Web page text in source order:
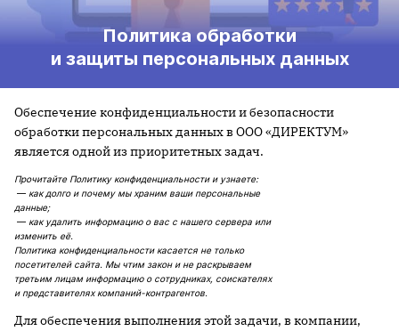
Политика обработки
и защиты персональных данных
Обеспечение конфиденциальности и безопасности
обработки персональных данных в ООО «ДИРЕКТУМ»
является одной из приоритетных задач.
Прочитайте Политику конфиденциальности и узнаете:
— как долго и почему мы храним ваши персональные
данные;
— как удалить информацию о вас с нашего сервера или
изменить её.
Политика конфиденциальности касается не только
посетителей сайта. Мы чтим закон и не раскрываем
третьим лицам информацию о сотрудниках, соискателях
и представителях компаний-контрагентов.
Для обеспечения выполнения этой задачи, в компании,